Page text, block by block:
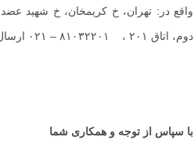
دوم، اتاق ۲۰۱ ، ۸۱۰۳۲۲۰۱ – ۰۲۱ ارسال نمایید.
با سپاس از توجه و همکاری شما